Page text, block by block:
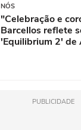
NÓS
"Celebração e
Barcellos reflete
'Equilibrium 2' de
PUBLICIDADE